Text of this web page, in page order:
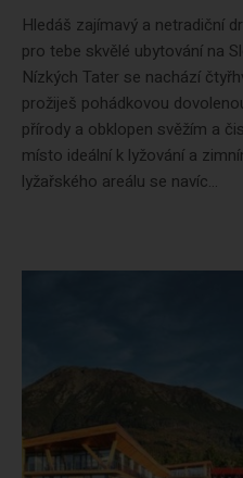
Hledáš zajímavý a netradiční
pro tebe skvělé ubytování na
Nízkých Tater se nachází
prožiješ pohádkovou
přírody a obklopen svěžím a
místo ideální k lyžování a
lyžařského areálu se navíc...